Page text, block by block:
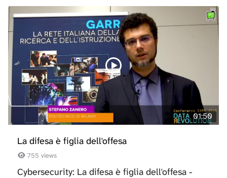
01:50
La difesa è figlia dell'offesa
755 views
Cybersecurity: La difesa è figlia dell'offesa -